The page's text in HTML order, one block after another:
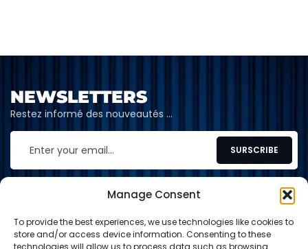
Manage Consent
To provide the best experiences, we use technologies like cookies to
store and/or access device information. Consenting to these
technologies will allow us to process data such as browsing
NEWSLETTERS
Restez informé des nouveautés …
CONTACT